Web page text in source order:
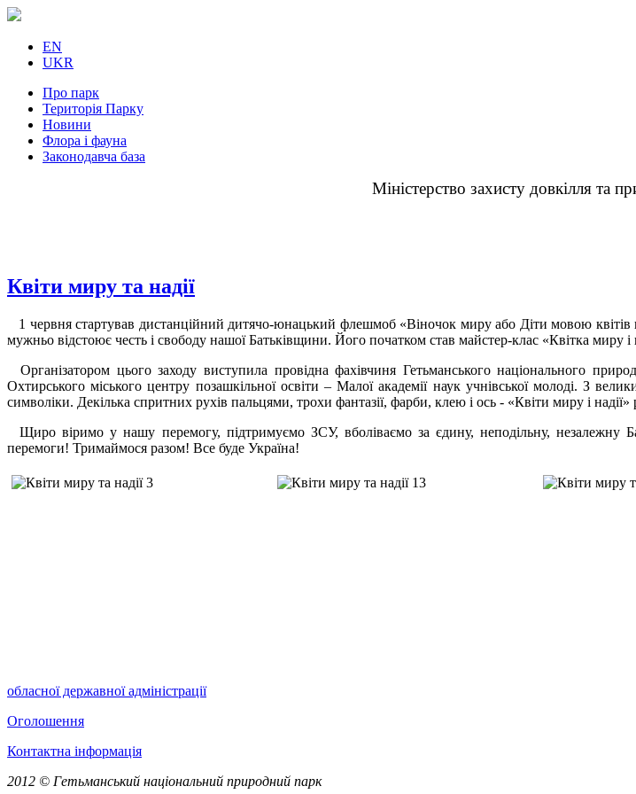
EN
UKR
Про парк
Територія Парку
Новини
Флора і фауна
Законодавча база
Міністерство захисту довкілля та
Квіти миру та надії
1 червня стартував дистанційний дитячо-юнацький флешмоб «Віночок миру або Діти мовою
мужньо відстоює честь і свободу нашої Батьківщини. Його початком став майстер-клас «Квітка миру і
Організатором цього заходу виступила провідна фахівчиня Гетьманського національного
Охтирського міського центру позашкільної освіти – Малої академії наук учнівської молоді. З
символіки. Декілька спритних рухів пальцями, трохи фантазії, фарби, клею і ось - «Квіти миру і
Щиро віримо у нашу перемогу, підтримуємо ЗСУ, вболіваємо за єдину, неподільну, незалежну
перемоги! Тримаймося разом! Все буде Україна!
обласної державної адміністрації
Оголошення
Контактна інформація
2012 © Гетьманський національний природний парк